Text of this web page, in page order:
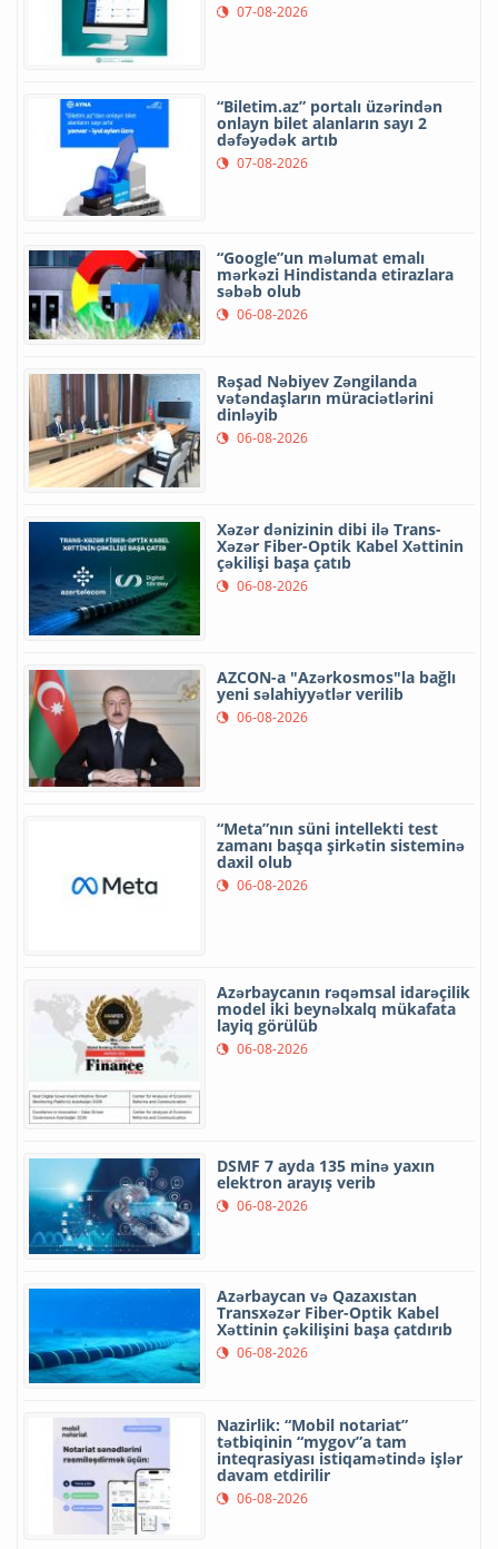
07-08-2026
“Biletim.az” portalı üzərindən
onlayn bilet alanların sayı 2
dəfəyədək artıb
07-08-2026
“Google”un məlumat emalı
mərkəzi Hindistanda etirazlara
səbəb olub
06-08-2026
Rəşad Nəbiyev Zəngilanda
vətəndaşların müraciətlərini
dinləyib
06-08-2026
Xəzər dənizinin dibi ilə Trans-
Xəzər Fiber-Optik Kabel Xəttinin
çəkilişi başa çatıb
06-08-2026
AZCON-a "Azərkosmos"la bağlı
yeni səlahiyyətlər verilib
06-08-2026
“Meta”nın süni intellekti test
zamanı başqa şirkətin sisteminə
daxil olub
06-08-2026
Azərbaycanın rəqəmsal idarəçilik
model iki beynəlxalq mükafata
layiq görülüb
06-08-2026
DSMF 7 ayda 135 minə yaxın
elektron arayış verib
06-08-2026
Azərbaycan və Qazaxıstan
Transxəzər Fiber-Optik Kabel
Xəttinin çəkilişini başa çatdırıb
06-08-2026
Nazirlik: “Mobil notariat”
tətbiqinin “mygov”a tam
inteqrasiyası istiqamətində işlər
davam etdirilir
06-08-2026